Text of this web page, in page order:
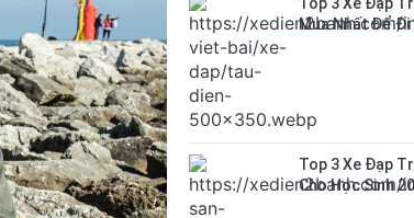
Mua Nhất Để Đi
Top 3 Xe Đạp
Cho Học Sinh